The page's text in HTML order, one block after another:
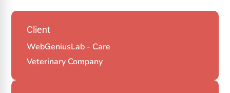
Client
WebGeniusLab - Care
Veterinary Company